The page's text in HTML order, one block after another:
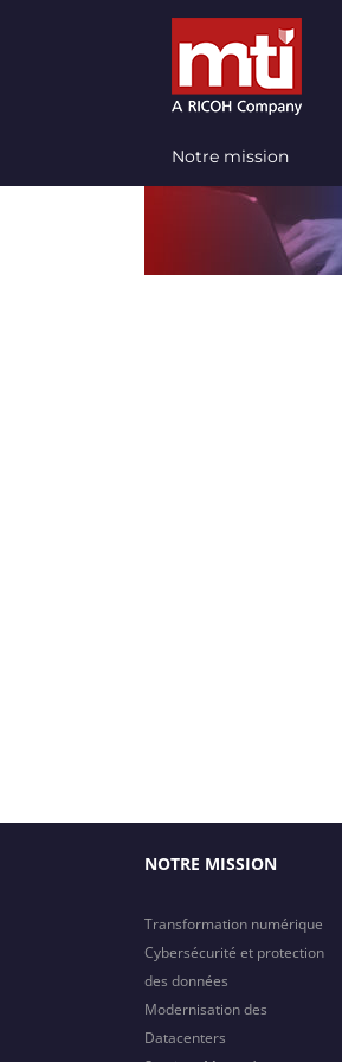
Notre mission
NOTRE MISSION
Transformation numérique
Cybersécurité et protection
des données
Modernisation des
Datacenters